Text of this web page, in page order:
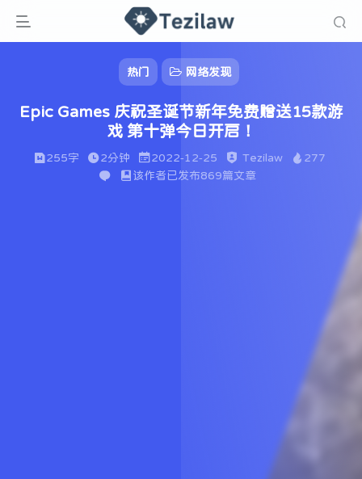
热门 网络发现
Epic Games 庆祝圣诞节新年免费赠送15款游
戏 第十弹今日开启！
255字 2分钟 2022-12-25 Tezilaw
277
该作者已发布869篇文章